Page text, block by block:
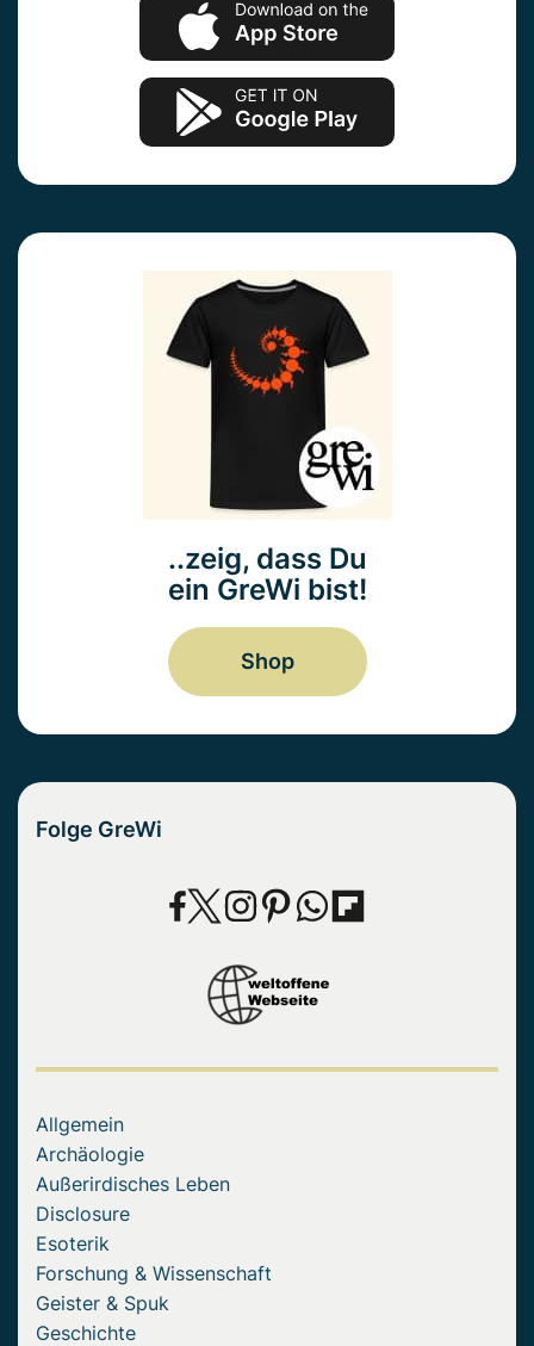
..zeig, dass Du
ein GreWi bist!
Shop
Folge GreWi
Allgemein
Archäologie
Außerirdisches Leben
Disclosure
Esoterik
Forschung & Wissenschaft
Geister & Spuk
Geschichte